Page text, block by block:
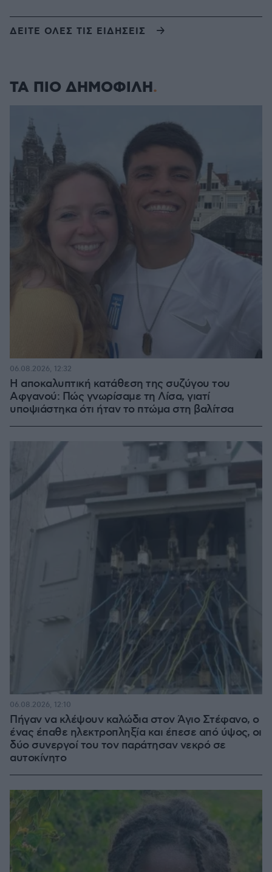
ΔΕΙΤΕ ΟΛΕΣ ΤΙΣ ΕΙΔΗΣΕΙΣ
ΤΑ ΠΙΟ ΔΗΜΟΦΙΛΗ
Η αποκαλυπτική κατάθεση της συζύγου του
Αφγανού: Πώς γνωρίσαμε τη Λίσα, γιατί
υποψιάστηκα ότι ήταν το πτώμα στη βαλίτσα
06.08.2026, 12:32
Πήγαν να κλέψουν καλώδια στον Άγιο Στέφανο, ο
ένας έπαθε ηλεκτροπληξία και έπεσε από ύψος, οι
δύο συνεργοί του τον παράτησαν νεκρό σε
αυτοκίνητο
06.08.2026, 12:10